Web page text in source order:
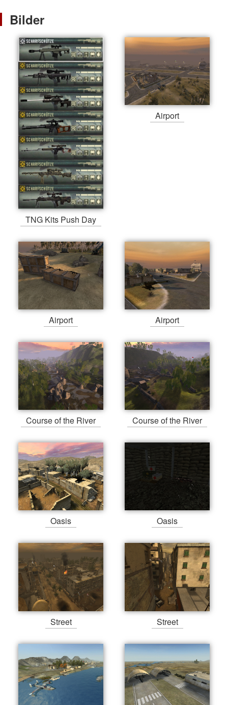
Bilder
TNG Kits Push Day
Airport
Airport Airport
Course of the River Course of the River
Oasis Oasis
Street Street